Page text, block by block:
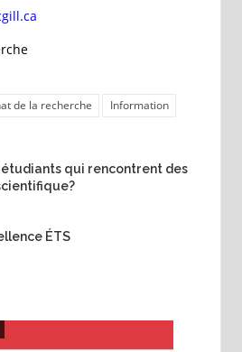
de la recherche Information
qui rencontrent des
ÉTS